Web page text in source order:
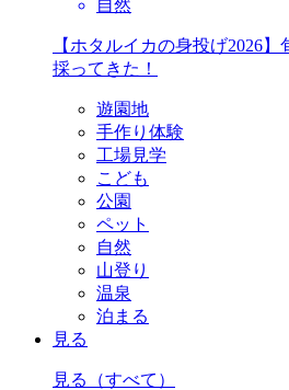
自然
【ホタルイカの身投げ2026
採ってきた！
遊園地
手作り体験
工場見学
こども
公園
ペット
自然
山登り
温泉
泊まる
見る
見る （すべて）